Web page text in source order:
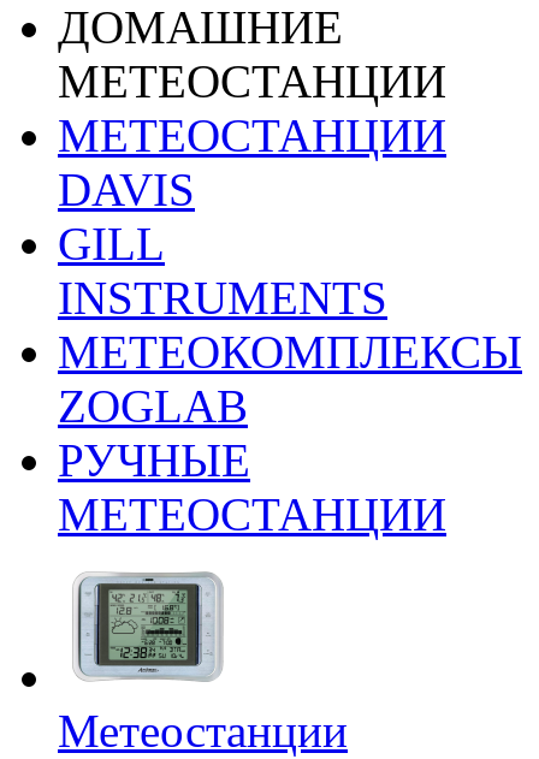
ДОМАШНИЕ
МЕТЕОСТАНЦИИ
МЕТЕОСТАНЦИИ
DAVIS
GILL
INSTRUMENTS
МЕТЕОКОМПЛЕКСЫ
ZOGLAB
РУЧНЫЕ
МЕТЕОСТАНЦИИ
Метеостанции